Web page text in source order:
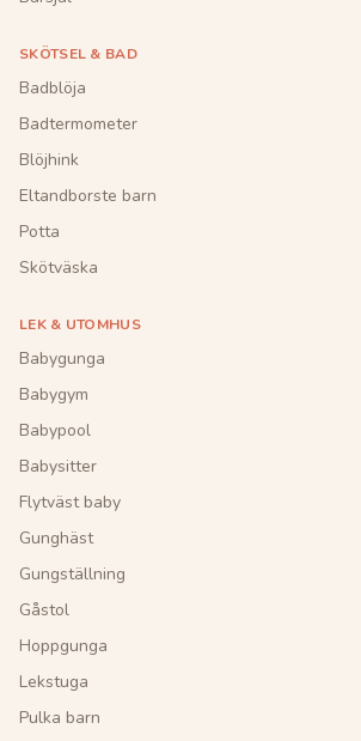
SKÖTSEL & BAD
Badblöja
Badtermometer
Blöjhink
Eltandborste barn
Potta
Skötväska
LEK & UTOMHUS
Babygunga
Babygym
Babypool
Babysitter
Flytväst baby
Gunghäst
Gungställning
Gåstol
Hoppgunga
Lekstuga
Pulka barn